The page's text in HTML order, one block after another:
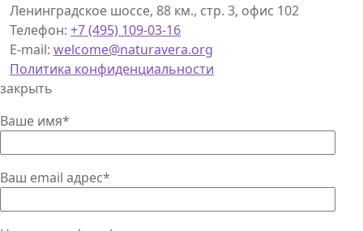
Ленинградское шоссе, 88 км., стр. 3, офис 102
Телефон: +7 (495) 109-03-16
E-mail: welcome@naturavera.org
Политика конфиденциальности
закрыть
Ваше имя*
Ваш email адрес*